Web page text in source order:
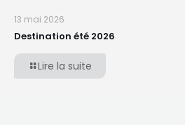
13 mai 2026
Destination été 2026
Lire la suite